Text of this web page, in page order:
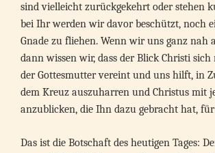
sind vielleicht zurückgekehrt oder stehen
bei Ihr werden wir davor beschützt, noch
Gnade zu fliehen. Wenn wir uns ganz nah
dann wissen wir, dass der Blick Christi
der Gottesmutter vereint und uns hilft, in
dem Kreuz auszuharren und Christus mit
anzublicken, die Ihn dazu gebracht hat,
Das ist die Botschaft des heutigen Tages: